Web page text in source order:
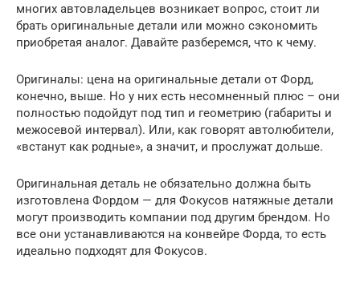
многих автовладельцев возникает вопрос, стоит ли
брать оригинальные детали или можно сэкономить
приобретая аналог. Давайте разберемся, что к чему.
Оригиналы: цена на оригинальные детали от Форд,
конечно, выше. Но у них есть несомненный плюс – они
полностью подойдут под тип и геометрию (габариты и
межосевой интервал). Или, как говорят автолюбители,
«встанут как родные», а значит, и прослужат дольше.
Оригинальная деталь не обязательно должна быть
изготовлена Фордом — для Фокусов натяжные детали
могут производить компании под другим брендом. Но
все они устанавливаются на конвейре Форда, то есть
идеально подходят для Фокусов.